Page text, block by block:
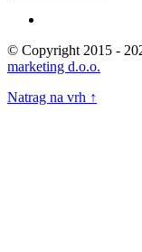
© Copyright 2015 -
marketing d.o.o.
Natrag na vrh ↑